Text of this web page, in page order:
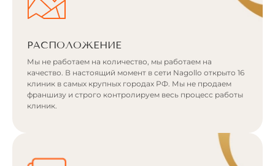
РАСПОЛОЖЕНИЕ
Мы не работаем на количество, мы работаем на
качество. В настоящий момент в сети Nagollo открыто 16
клиник в самых крупных городах РФ. Мы не продаем
франшизу и строго контролируем весь процесс работы
клиник.